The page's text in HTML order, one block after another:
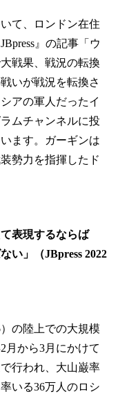
て、ロンドン在住
』の記事「ウ
戦果、戦況の転換
いが戦況を転換さ
アの軍人だったイ
ムチャンネルに投
ます。ガーギンは
勢力を指揮したド
表現するならば
い」（JBpress 2022
の陸上での大規模
月から3月にかけて
行われ、大山巌率
いる36万人のロシ